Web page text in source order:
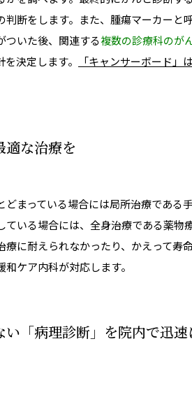
判断をします。また、腫瘍マーカーと
ついた後、関連する複数の診療科のが
決定します。
「キャンサーボード
適な治療を
どまっている場合には局所治療であ
いる場合には、全身治療である薬物
療に耐えられなかったり、かえって
ケア内科が対応します。
「病理診断」を院内で迅速